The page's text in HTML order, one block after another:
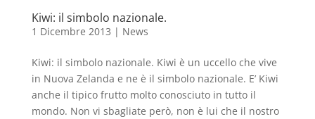
Kiwi: il simbolo nazionale.
1 Dicembre 2013 | News
Kiwi: il simbolo nazionale. Kiwi è un uccello che vive
in Nuova Zelanda e ne è il simbolo nazionale. E’ Kiwi
anche il tipico frutto molto conosciuto in tutto il
mondo. Non vi sbagliate però, non è lui che il nostro